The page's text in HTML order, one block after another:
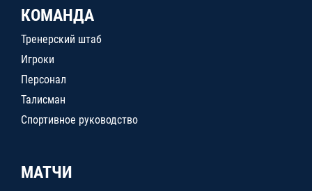
КОМАНДА
Тренерский штаб
Игроки
Персонал
Талисман
Спортивное руководство
МАТЧИ